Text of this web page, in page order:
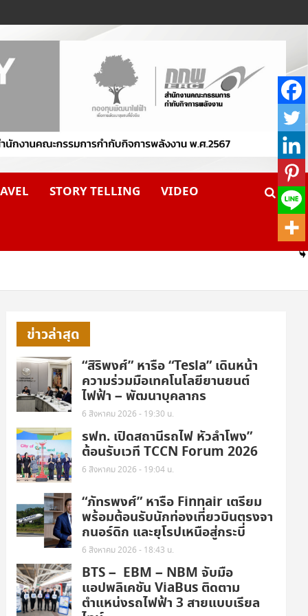
STORY TELLING VIDEO
ข่าวล่าสุด
“สิริพงศ์” หารือ “Tesla” เดินหน้า
ความร่วมมือเทคโนโลยียานยนต์
ไฟฟ้า – พัฒนาบุคลากร
6 สิงหาคม 2026 - 19:30 น.
รฟท. เปิดสถานีรถไฟ หัวลำโพง”
ต้อนรับเวที TCCN Forum 2026
6 สิงหาคม 2026 - 19:04 น.
“ภัทรพงศ์” หารือ Finnair เตรียม
พร้อมต้อนรับนักท่องเที่ยวบินตรงจา
กนอร์ดิก และยุโรปเหนือสู่กระบี่
6 สิงหาคม 2026 - 18:43 น.
BTS – EBM – NBM จับมือ
แอปพลิเคชัน ViaBus ติดตาม
ตำแหน่งรถไฟฟ้า 3 สายแบบเรียล